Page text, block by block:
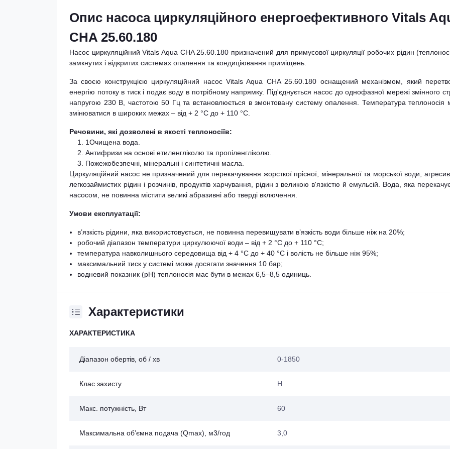
Опис насоса циркуляційного енергоефективного Vitals
CHA 25.60.180
Насос циркуляційний Vitals Aqua CHA 25.60.180 призначений для примусової циркуляції робочих рідин
замкнутих і відкритих системах опалення та кондиціювання приміщень.
За своєю конструкцією циркуляційний насос Vitals Aqua CHA 25.60.180 оснащений механізмом, який
енергію потоку в тиск і подає воду в потрібному напрямку. Під'єднується насос до однофазної мережі змінного
напругою 230 В, частотою 50 Гц та встановлюється в змонтовану систему опалення. Температура теплоносія
змінюватися в широких межах – від + 2 °С до + 110 °C.
Речовини, які дозволені в якості теплоносіїв:
1Очищена вода.
Антифризи на основі етиленгліколю та пропіленгліколю.
Пожежобезпечні, мінеральні і синтетичні масла.
Циркуляційний насос не призначений для перекачування жорсткої прісної, мінеральної та морської води,
легкозаймистих рідин і розчинів, продуктів харчування, рідин з великою в'язкістю й емульсій. Вода, яка
насосом, не повинна містити великі абразивні або тверді включення.
Умови експлуатації:
в’язкість рідини, яка використовується, не повинна перевищувати в’язкість води більше ніж на 20%;
робочий діапазон температури циркулюючої води – від + 2 °С до + 110 °С;
температура навколишнього середовища від + 4 °С до + 40 °С і волість не більше ніж 95%;
максимальний тиск у системі може досягати значення 10 бар;
водневий показник (рН) теплоносія має бути в межах 6,5–8,5 одиниць.
Характеристики
ХАРАКТЕРИСТИКА
Діапазон обертів, об / хв 0-1850
Клас захисту Н
Макс. потужність, Вт 60
Максимальна об’ємна подача (Qmax), м3/год 3,0